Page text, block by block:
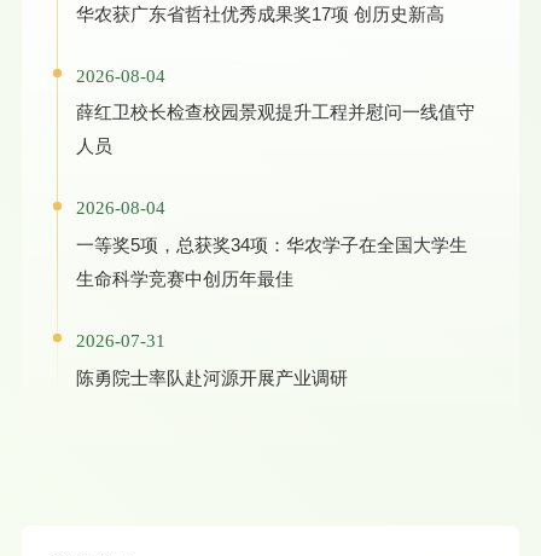
华农获广东省哲社优秀成果奖17项 创历史新高
2026-08-04
薛红卫校长检查校园景观提升工程并慰问一线值守
人员
2026-08-04
一等奖5项，总获奖34项：华农学子在全国大学生
生命科学竞赛中创历年最佳
2026-07-31
陈勇院士率队赴河源开展产业调研